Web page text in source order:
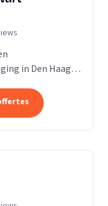
in Den Haag.